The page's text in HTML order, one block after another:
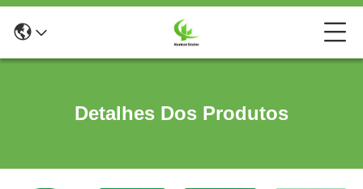
Detalhes Dos Produtos